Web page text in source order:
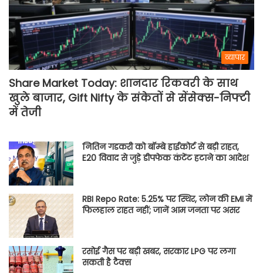
व्यापार
Share Market Today: शानदार रिकवरी के साथ
खुले बाजार, Gift Nifty के संकेतों से सेंसेक्स-निफ्टी
में तेजी
नितिन गडकरी को बॉम्बे हाईकोर्ट से बड़ी राहत,
E20 विवाद से जुड़े डीपफेक कंटेंट हटाने का आदेश
RBI Repo Rate: 5.25% पर स्थिर, लोन की EMI में
फिलहाल राहत नहीं; जानें आम जनता पर असर
रसोई गैस पर बड़ी खबर, सरकार LPG पर लगा
सकती है टैक्स